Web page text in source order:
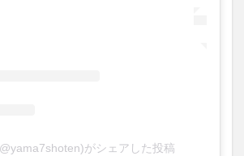
がシェアした投稿